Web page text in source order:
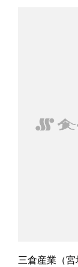
三倉産業（